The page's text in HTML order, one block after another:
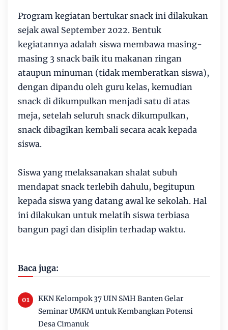
Program kegiatan bertukar snack ini dilakukan
sejak awal September 2022. Bentuk
kegiatannya adalah siswa membawa masing-
masing 3 snack baik itu makanan ringan
ataupun minuman (tidak memberatkan siswa),
dengan dipandu oleh guru kelas, kemudian
snack di dikumpulkan menjadi satu di atas
meja, setelah seluruh snack dikumpulkan,
snack dibagikan kembali secara acak kepada
siswa.
Siswa yang melaksanakan shalat subuh
mendapat snack terlebih dahulu, begitupun
kepada siswa yang datang awal ke sekolah. Hal
ini dilakukan untuk melatih siswa terbiasa
bangun pagi dan disiplin terhadap waktu.
Baca juga:
KKN Kelompok 37 UIN SMH Banten Gelar
Seminar UMKM untuk Kembangkan Potensi
Desa Cimanuk